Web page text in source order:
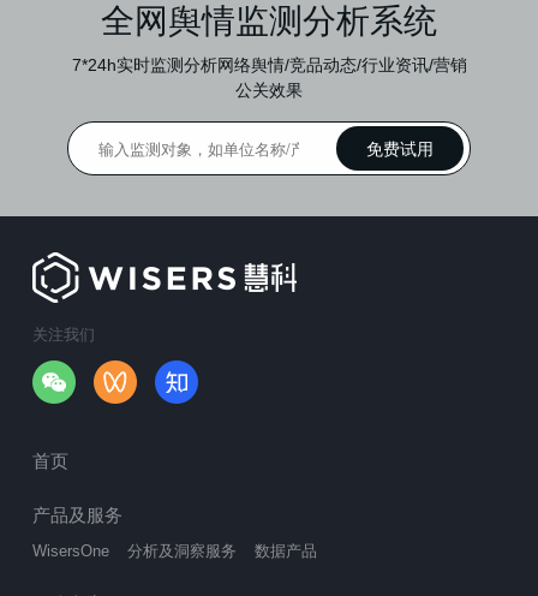
全网舆情监测分析系统
7*24h实时监测分析网络舆情/竞品动态/行业资讯/营销
公关效果
关注我们
首页
产品及服务
WisersOne 分析及洞察服务 数据产品